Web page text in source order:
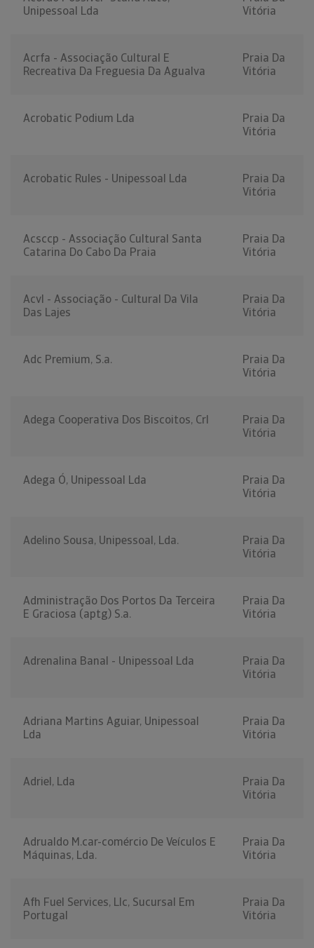
Unipessoal Lda
Vitória
Acrfa - Associação Cultural E
Recreativa Da Freguesia Da Agualva
Praia Da
Vitória
Acrobatic Podium Lda
Praia Da
Vitória
Acrobatic Rules - Unipessoal Lda
Praia Da
Vitória
Acsccp - Associação Cultural Santa
Catarina Do Cabo Da Praia
Praia Da
Vitória
Acvl - Associação - Cultural Da Vila
Das Lajes
Praia Da
Vitória
Adc Premium, S.a.
Praia Da
Vitória
Adega Cooperativa Dos Biscoitos, Crl
Praia Da
Vitória
Adega Ó, Unipessoal Lda
Praia Da
Vitória
Adelino Sousa, Unipessoal, Lda.
Praia Da
Vitória
Administração Dos Portos Da Terceira
E Graciosa (aptg) S.a.
Praia Da
Vitória
Adrenalina Banal - Unipessoal Lda
Praia Da
Vitória
Adriana Martins Aguiar, Unipessoal
Lda
Praia Da
Vitória
Adriel, Lda
Praia Da
Vitória
Adrualdo M.car-comércio De Veículos E
Máquinas, Lda.
Praia Da
Vitória
Afh Fuel Services, Llc, Sucursal Em
Portugal
Praia Da
Vitória